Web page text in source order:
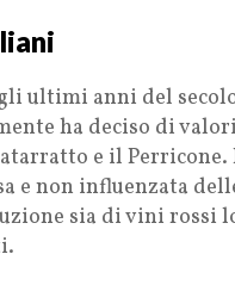
ultimi anni del
ha deciso di
e il
e non influenzata
sia di vini rossi